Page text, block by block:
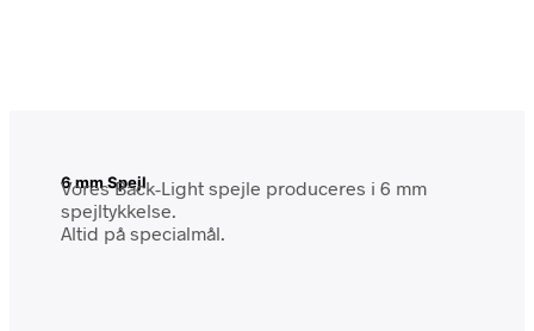
6 mm Spejl
Vores Back-Light spejle produceres i 6 mm
spejltykkelse.
Altid på specialmål.